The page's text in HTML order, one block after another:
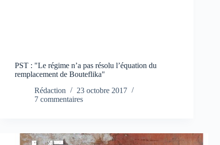
PST : "Le régime n’a pas résolu l’équation du
remplacement de Bouteflika"
Rédaction
23 octobre 2017
7 commentaires